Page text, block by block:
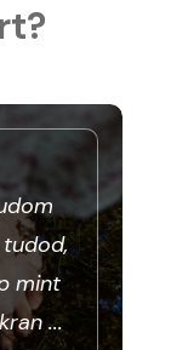
mint
...